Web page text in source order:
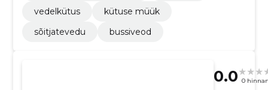
vedelkütus
kütuse müük
sõitjatevedu
bussiveod
0.0 0